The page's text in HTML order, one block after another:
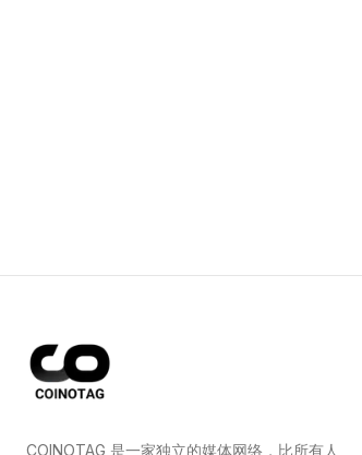
COINOTAG 是一家独立的媒体网络，比所有人